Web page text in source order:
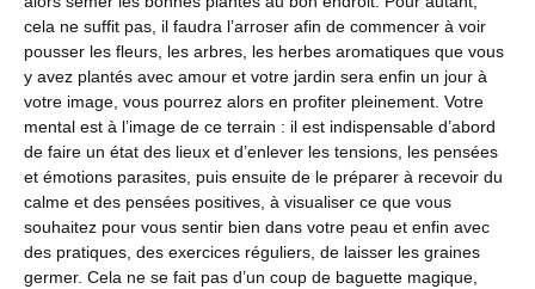
cela ne suffit pas, il faudra l’arroser afin de commencer à voir
pousser les fleurs, les arbres, les herbes aromatiques que vous
y avez plantés avec amour et votre jardin sera enfin un jour à
votre image, vous pourrez alors en profiter pleinement. Votre
mental est à l’image de ce terrain : il est indispensable d’abord
de faire un état des lieux et d’enlever les tensions, les pensées
et émotions parasites, puis ensuite de le préparer à recevoir du
calme et des pensées positives, à visualiser ce que vous
souhaitez pour vous sentir bien dans votre peau et enfin avec
des pratiques, des exercices réguliers, de laisser les graines
germer. Cela ne se fait pas d’un coup de baguette magique,